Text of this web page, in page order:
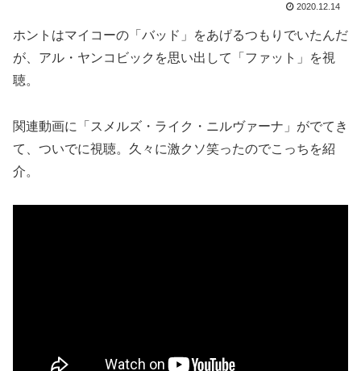
2020.12.14
ホントはマイコーの「バッド」をあげるつもりでいたんだ
が、アル・ヤンコビックを思い出して「ファット」を視
聴。
関連動画に「スメルズ・ライク・ニルヴァーナ」がでてき
て、ついでに視聴。久々に激クソ笑ったのでこっちを紹
介。